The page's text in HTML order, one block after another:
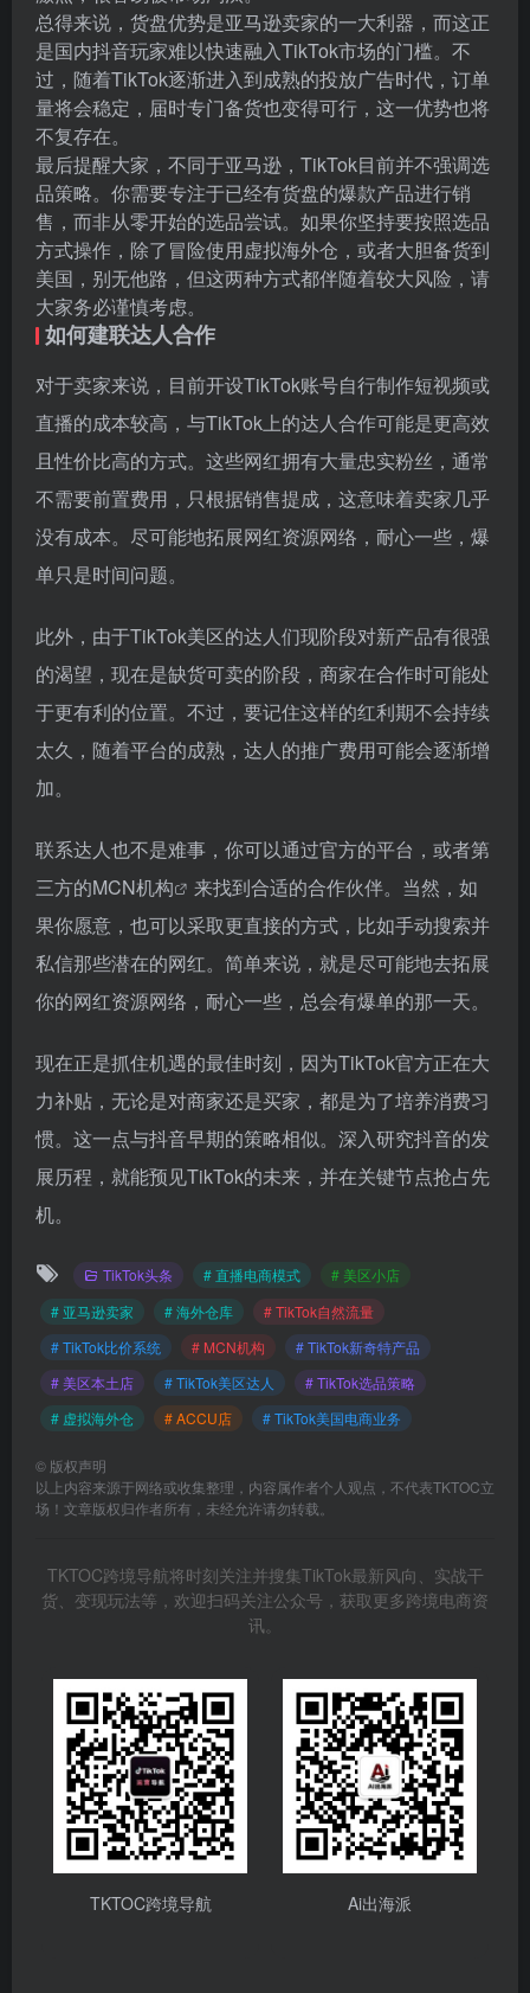
总得来说，货盘优势是亚马逊卖家的一大利器，而这正
是国内抖音玩家难以快速融入TikTok市场的门槛。不
过，随着TikTok逐渐进入到成熟的投放广告时代，订单
量将会稳定，届时专门备货也变得可行，这一优势也将
不复存在。
最后提醒大家，不同于亚马逊，TikTok目前并不强调选
品策略。你需要专注于已经有货盘的爆款产品进行销
售，而非从零开始的选品尝试。如果你坚持要按照选品
方式操作，除了冒险使用虚拟海外仓，或者大胆备货到
美国，别无他路，但这两种方式都伴随着较大风险，请
大家务必谨慎考虑。
如何建联达人合作
对于卖家来说，目前开设TikTok账号自行制作短视频或
直播的成本较高，与TikTok上的达人合作可能是更高效
且性价比高的方式。这些网红拥有大量忠实粉丝，通常
不需要前置费用，只根据销售提成，这意味着卖家几乎
没有成本。尽可能地拓展网红资源网络，耐心一些，爆
单只是时间问题。
此外，由于TikTok美区的达人们现阶段对新产品有很强
的渴望，现在是缺货可卖的阶段，商家在合作时可能处
于更有利的位置。不过，要记住这样的红利期不会持续
太久，随着平台的成熟，达人的推广费用可能会逐渐增
加。
联系达人也不是难事，你可以通过官方的平台，或者第
三方的MCN机构
来找到合适的合作伙伴。当然，如
果你愿意，也可以采取更直接的方式，比如手动搜索并
私信那些潜在的网红。简单来说，就是尽可能地去拓展
你的网红资源网络，耐心一些，总会有爆单的那一天。
现在正是抓住机遇的最佳时刻，因为TikTok官方正在大
力补贴，无论是对商家还是买家，都是为了培养消费习
惯。这一点与抖音早期的策略相似。深入研究抖音的发
展历程，就能预见TikTok的未来，并在关键节点抢占先
机。
TikTok头条 # 直播电商模式
# 美区小店
# 亚马逊卖家
# 海外仓库
# TikTok自然流量
# TikTok比价系统
# MCN机构
# TikTok新奇特产品
# 美区本土店
# TikTok美区达人
# TikTok选品策略
# 虚拟海外仓
# ACCU店 # TikTok美国电商业务
© 版权声明
以上内容来源于网络或收集整理，内容属作者个人观点，不代表TKTOC立
场！文章版权归作者所有，未经允许请勿转载。
TKTOC跨境导航将时刻关注并搜集TikTok最新风向、实战干
货、变现玩法等，欢迎扫码关注公众号，获取更多跨境电商资
讯。
TKTOC跨境导航 Ai出海派